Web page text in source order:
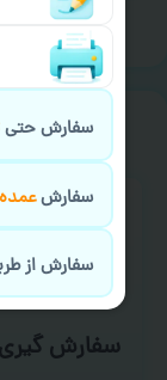
سفارش گیری
سفارش حتی
سفارشعمده
سفارش از